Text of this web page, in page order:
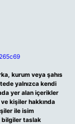
kurum veya şahıs
yalnızca kendi
yer alan içerikler
kişiler hakkında
ile isim
bilgiler taslak